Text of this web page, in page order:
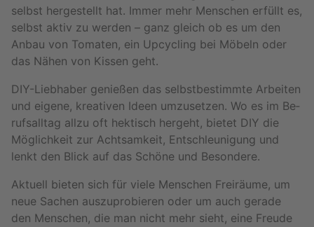
selbst her­ge­stellt hat. Immer mehr Men­schen er­füllt es,
selbst aktiv zu wer­den – ganz gleich ob es um den
Anbau von To­ma­ten, ein Up­cy­cling bei Mö­beln oder
das Nähen von Kis­sen geht.
DIY-Lieb­ha­ber ge­nie­ßen das selbst­be­stimm­te Ar­bei­ten
und ei­ge­ne, krea­ti­ven Ideen um­zu­set­zen. Wo es im Be­
rufs­all­tag allzu oft hek­tisch her­geht, bie­tet DIY die
Mög­lich­keit zur Acht­sam­keit, Ent­schleu­ni­gung und
lenkt den Blick auf das Schö­ne und Be­son­de­re.
Ak­tu­ell bie­ten sich für viele Men­schen Frei­räu­me, um
neue Sa­chen aus­zu­pro­bie­ren oder um auch ge­ra­de
den Men­schen, die man nicht mehr sieht, eine Freu­de